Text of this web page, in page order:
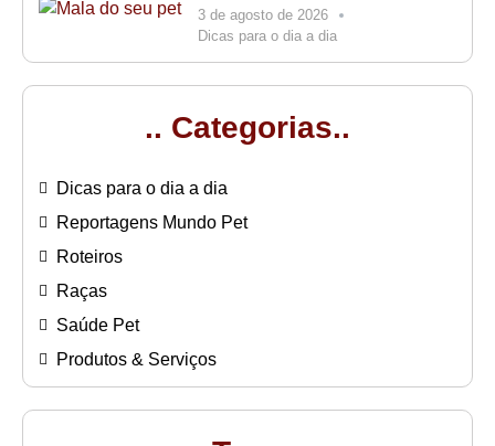
3 de agosto de 2026
Dicas para o dia a dia
.. Categorias..
Dicas para o dia a dia
Reportagens Mundo Pet
Roteiros
Raças
Saúde Pet
Produtos & Serviços